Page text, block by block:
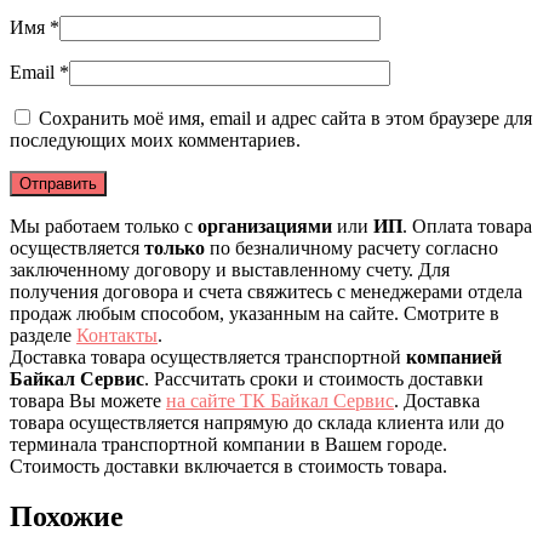
Имя *
Email *
Сохранить моё имя, email и адрес сайта в этом браузере для
последующих моих комментариев.
Мы работаем только с организациями или ИП. Оплата товара
осуществляется только по безналичному расчету согласно
заключенному договору и выставленному счету. Для
получения договора и счета свяжитесь с менеджерами отдела
продаж любым способом, указанным на сайте. Смотрите в
разделе Контакты.
Доставка товара осуществляется транспортной компанией
Байкал Сервис. Рассчитать сроки и стоимость доставки
товара Вы можете на сайте ТК Байкал Сервис. Доставка
товара осуществляется напрямую до склада клиента или до
терминала транспортной компании в Вашем городе.
Стоимость доставки включается в стоимость товара.
Похожие